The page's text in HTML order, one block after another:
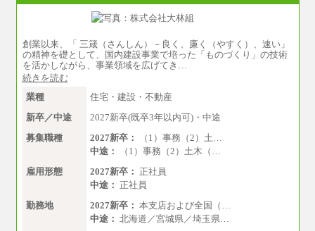
※自己成長支援金(10,000円）を含む
※別途、Workstyle支援金(月額4,000円）
創業以来、「 三箴（さんしん）－良く、廉く（やすく）、速い」
の精神を礎として、国内建設事業で培った「ものづくり」の技術
を活かしながら、事業領域を広げてき…
続きを読む
業種
住宅・建設・不動産
新卒／中途
2027新卒(既卒3年以内可)・中途
募集職種
2027新卒：
（1）事務（2）土…
中途：
（1）事務（2）土木（…
雇用形態
2027新卒： 正社員
中途： 正社員
勤務地
2027新卒： 本支店および全国（…
中途： 北海道／宮城県／埼玉県…